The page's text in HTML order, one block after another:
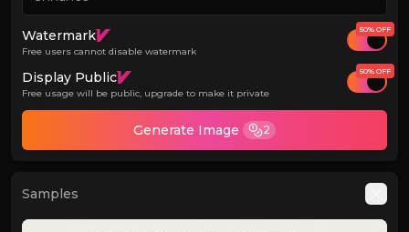
Watermark
Free users cannot disable watermark
50% OFF
Display Public
Free usage will be public, upgrade to make it private
50% OFF
Generate Image 2
Samples